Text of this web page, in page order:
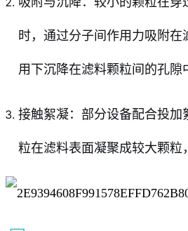
时，通过分子间作用力吸附
用下沉降在滤料颗粒间的孔隙
接触絮凝：部分设备配合投加
粒在滤料表面凝聚成较大颗粒